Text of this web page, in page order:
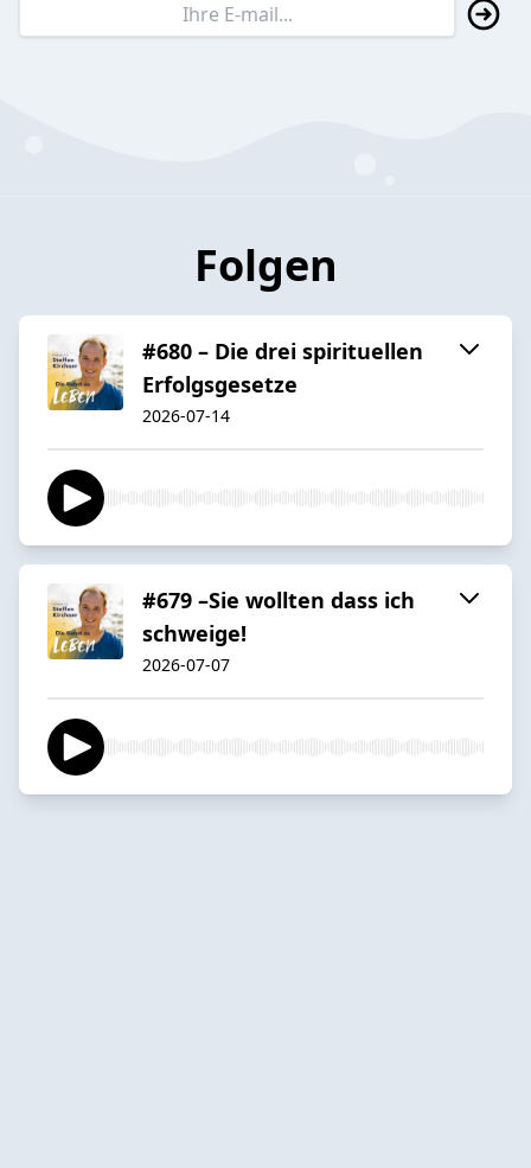
Folgen
#680 – Die drei spirituellen
Erfolgsgesetze
2026-07-14
#679 –Sie wollten dass ich
schweige!
2026-07-07